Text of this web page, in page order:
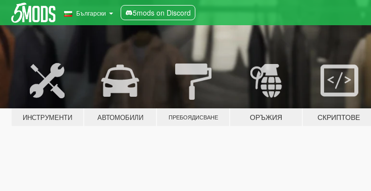
Български 5mods on Discord
ИНСТРУМЕНТИ АВТОМОБИЛИ ПРЕБОЯДИСВАНЕ ОРЪЖИЯ СКРИПТОВЕ